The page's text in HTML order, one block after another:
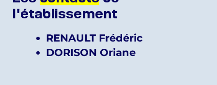
l'établissement
RENAULT Frédéric
DORISON Oriane